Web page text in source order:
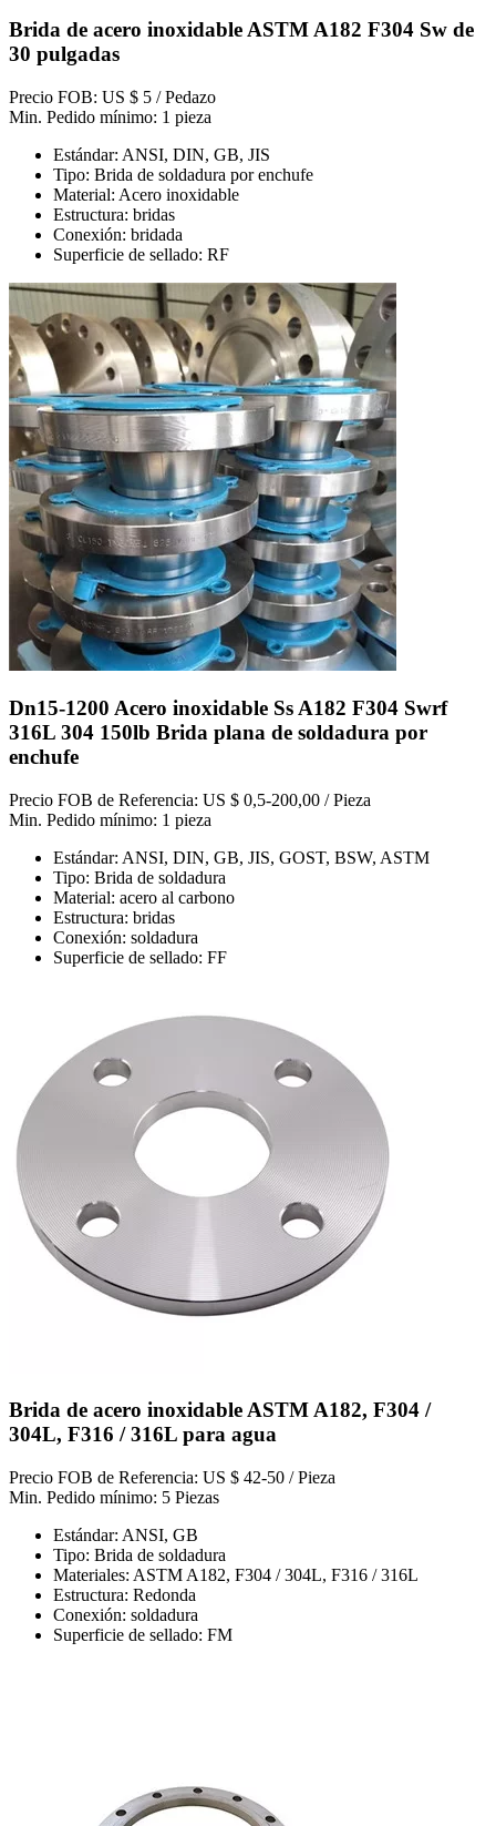
Brida de acero inoxidable ASTM A182 F304 Sw de
30 pulgadas
Precio FOB: US $ 5 / Pedazo
Min. Pedido mínimo: 1 pieza
Estándar: ANSI, DIN, GB, JIS
Tipo: Brida de soldadura por enchufe
Material: Acero inoxidable
Estructura: bridas
Conexión: bridada
Superficie de sellado: RF
Dn15-1200 Acero inoxidable Ss A182 F304 Swrf
316L 304 150lb Brida plana de soldadura por
enchufe
Precio FOB de Referencia: US $ 0,5-200,00 / Pieza
Min. Pedido mínimo: 1 pieza
Estándar: ANSI, DIN, GB, JIS, GOST, BSW, ASTM
Tipo: Brida de soldadura
Material: acero al carbono
Estructura: bridas
Conexión: soldadura
Superficie de sellado: FF
Brida de acero inoxidable ASTM A182, F304 /
304L, F316 / 316L para agua
Precio FOB de Referencia: US $ 42-50 / Pieza
Min. Pedido mínimo: 5 Piezas
Estándar: ANSI, GB
Tipo: Brida de soldadura
Materiales: ASTM A182, F304 / 304L, F316 / 316L
Estructura: Redonda
Conexión: soldadura
Superficie de sellado: FM